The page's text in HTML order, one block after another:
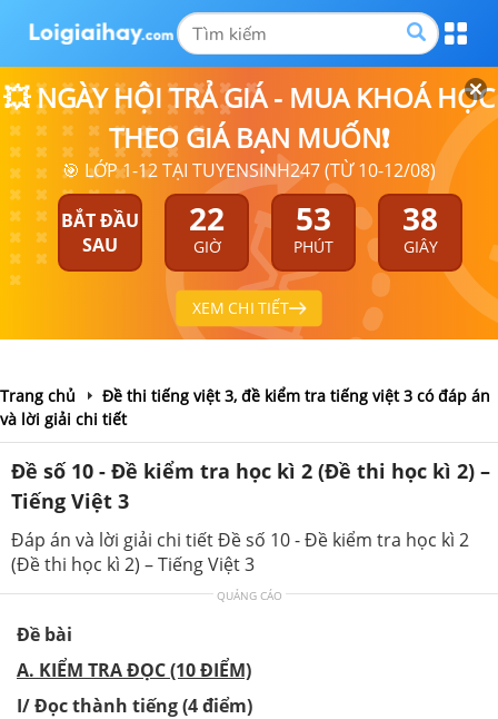
💥 NGÀY HỘI TRẢ GIÁ - MUA KHOÁ HỌC
THEO GIÁ BẠN MUỐN❗
🎯 LỚP 1-12 TẠI TUYENSINH247 (TỪ 10-12/08)
BẮT ĐẦU
SAU
22
GIỜ
53
PHÚT
37
GIÂY
XEM CHI TIẾT
Trang chủ
Đề thi tiếng việt 3, đề kiểm tra tiếng việt 3 có đáp án
và lời giải chi tiết
Đề số 10 - Đề kiểm tra học kì 2 (Đề thi học kì 2) –
Tiếng Việt 3
Đáp án và lời giải chi tiết Đề số 10 - Đề kiểm tra học kì 2
(Đề thi học kì 2) – Tiếng Việt 3
QUẢNG CÁO
Đề bài
A. KIỂM TRA ĐỌC (10 ĐIỂM)
I/ Đọc thành tiếng (4 điểm)